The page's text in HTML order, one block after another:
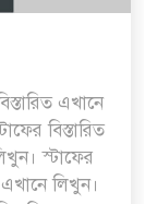
এখনই
এখনই
এখানে
বিস্তারিত
স্টাফের
এখানে লিখুন।